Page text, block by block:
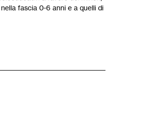
fascia 0-6 anni e a quelli di